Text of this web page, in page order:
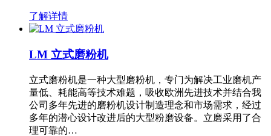
了解详情
LM 立式磨粉机
立式磨粉机是一种大型磨粉机，专门为解决工业磨机产
量低、耗能高等技术难题，吸收欧洲先进技术并结合我
公司多年先进的磨粉机设计制造理念和市场需求，经过
多年的潜心设计改进后的大型粉磨设备。立磨采用了合
理可靠的…